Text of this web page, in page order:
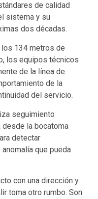
de calidad
sistema y su
dos décadas.
los 134 metros de
los equipos técnicos
de la línea de
de la
del servicio.
seguimiento
desde la bocatoma
detectar
que pueda
con una dirección y
toma otro rumbo. Son